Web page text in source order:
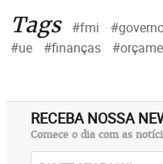
Tags #fmi
#ue
#finanças
RECEBA NOSSA
Comece o dia com as